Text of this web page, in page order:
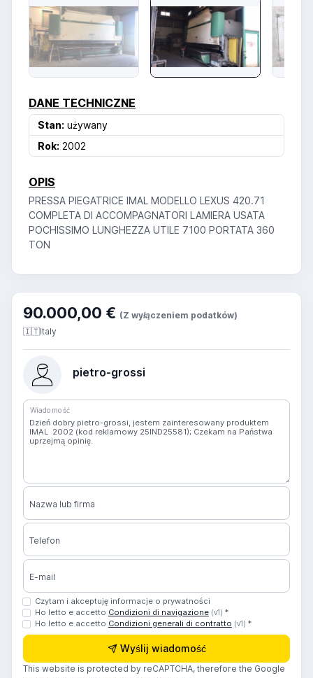
DANE TECHNICZNE
Stan: używany
Rok: 2002
OPIS
PRESSA PIEGATRICE IMAL MODELLO LEXUS 420.71
COMPLETA DI ACCOMPAGNATORI LAMIERA USATA
POCHISSIMO LUNGHEZZA UTILE 7100 PORTATA 360
TON
90.000,00 € (Z wyłączeniem podatków)
🇮🇹Italy
pietro-grossi
Wiadomość
Nazwa lub firma
Telefon
E-mail
Czytam i akceptuję informacje o prywatności
Ho letto e accetto Condizioni di navigazione (v1) *
Ho letto e accetto Condizioni generali di contratto (v1) *
Wyślij wiadomość
This website is protected by reCAPTCHA, therefore the Google